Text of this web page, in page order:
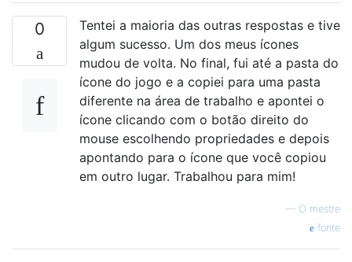
0
Tentei a maioria das outras respostas e tive
algum sucesso. Um dos meus ícones
mudou de volta. No final, fui até a pasta do
ícone do jogo e a copiei para uma pasta
diferente na área de trabalho e apontei o
ícone clicando com o botão direito do
mouse escolhendo propriedades e depois
apontando para o ícone que você copiou
em outro lugar. Trabalhou para mim!
— O mestre
fonte